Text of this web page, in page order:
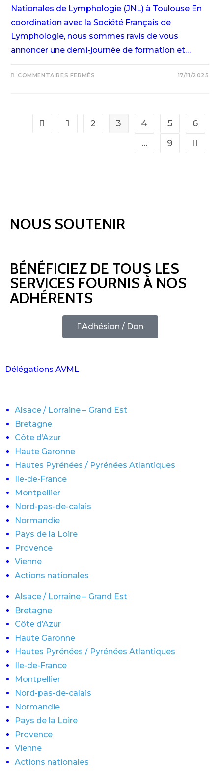
Nationales de Lymphologie (JNL) à Toulouse En
coordination avec la Société Français de
Lymphologie, nous sommes ravis de vous
annoncer une demi-journée de formation et…
COMMENTAIRES FERMÉS 17/11/2025
1 2 3 4 5
6
…
9
NOUS SOUTENIR
BÉNÉFICIEZ DE TOUS LES
SERVICES FOURNIS À NOS
ADHÉRENTS
Adhésion / Don
Délégations AVML
Alsace / Lorraine – Grand Est
Bretagne
Côte d’Azur
Haute Garonne
Hautes Pyrénées / Pyrénées Atlantiques
Ile-de-France
Montpellier
Nord-pas-de-calais
Normandie
Pays de la Loire
Provence
Vienne
Actions nationales
Alsace / Lorraine – Grand Est
Bretagne
Côte d’Azur
Haute Garonne
Hautes Pyrénées / Pyrénées Atlantiques
Ile-de-France
Montpellier
Nord-pas-de-calais
Normandie
Pays de la Loire
Provence
Vienne
Actions nationales